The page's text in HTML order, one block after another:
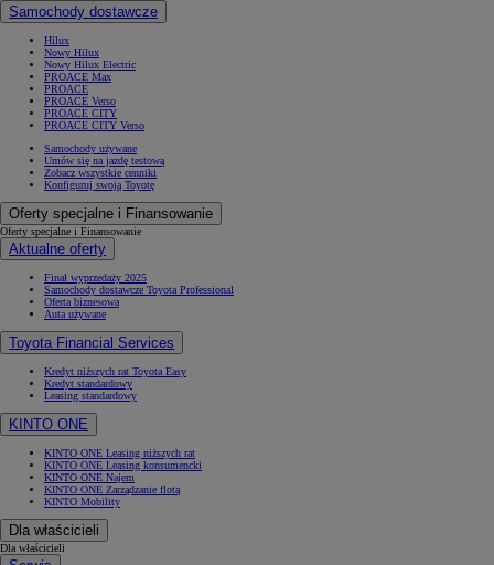
Samochody dostawcze
Hilux
Nowy Hilux
Nowy Hilux Electric
PROACE Max
PROACE
PROACE Verso
PROACE CITY
PROACE CITY Verso
Samochody używane
Umów się na jazdę testową
Zobacz wszystkie cenniki
Konfiguruj swoją Toyotę
Oferty specjalne i Finansowanie
Oferty specjalne i Finansowanie
Aktualne oferty
Finał wyprzedaży 2025
Samochody dostawcze Toyota Professional
Oferta biznesowa
Auta używane
Toyota Financial Services
Kredyt niższych rat Toyota Easy
Kredyt standardowy
Leasing standardowy
KINTO ONE
KINTO ONE Leasing niższych rat
KINTO ONE Leasing konsumencki
KINTO ONE Najem
KINTO ONE Zarządzanie flotą
KINTO Mobility
Dla właścicieli
Dla właścicieli